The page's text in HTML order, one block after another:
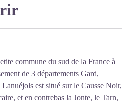
commune du sud de la France à
de 3 départements Gard,
est situé sur le Causse Noir,
et en contrebas la Jonte, le Tarn,